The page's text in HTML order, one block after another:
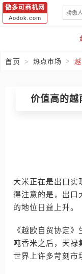
傲多可商机网
Aodok.com
首页 热点市场
价值高的越
大米正在是出口实
得注意的是，出口
的地位日益上升。
《越欧自贸协定
吨香米之后，天禄
世界上许多苛刻市